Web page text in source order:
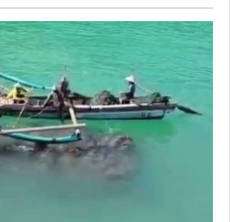
Terjun
ke
Laut
Watu
Tumpuk